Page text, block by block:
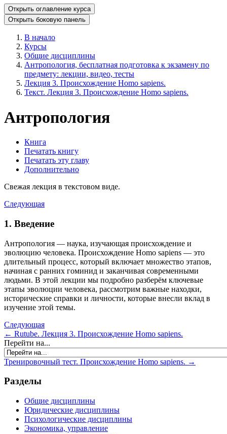
Открыть оглавление курса
Открыть боковую панель
В начало
Курсы
Общие дисциплины
Антропология, бесплатная подготовка к экзамену по
предмету: лекции, видео, тесты
Лекция 3. Происхождение Homo sapiens.
Текст. Лекция 3. Происхождение Homo sapiens.
Антропология
Книга
Печатать книгу
Печатать эту главу
Дополнительно
Свежая лекция в текстовом виде.
Следующая
1. Введение
Антропология — наука, изучающая происхождение и
эволюцию человека. Происхождение Homo sapiens — это
длительный процесс, который включает множество этапов,
начиная с ранних гоминид и заканчивая современными
людьми. В этой лекции мы подробно разберём ключевые
этапы эволюции человека, рассмотрим важные находки,
исторические справки и личности, которые внесли вклад в
изучение этой темы.
Следующая
← Rutube. Лекция 3. Происхождение Homo sapiens.
Перейти на...
Тренировочный тест. Происхождение Homo sapiens. →
Разделы
Общие дисциплины
Юридические дисциплины
Психологические дисциплины
Экономика, управление